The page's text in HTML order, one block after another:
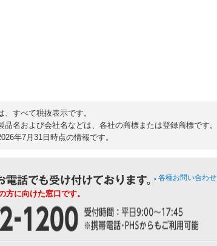
すべて税抜表示です。
名および会社名などは、各社の商標または登録商標です。
年7月31日時点の情報です。
各種お問い合わせ
に向けた窓口です。